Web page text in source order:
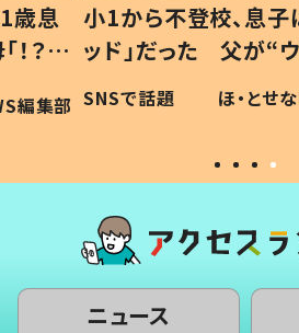
歳息
？」
編集部
小1から不登校、息子
ッド」だった 父が“
作り続ける理由とは
#令和の子
SNSで話題 ほ・とせ
ニュース